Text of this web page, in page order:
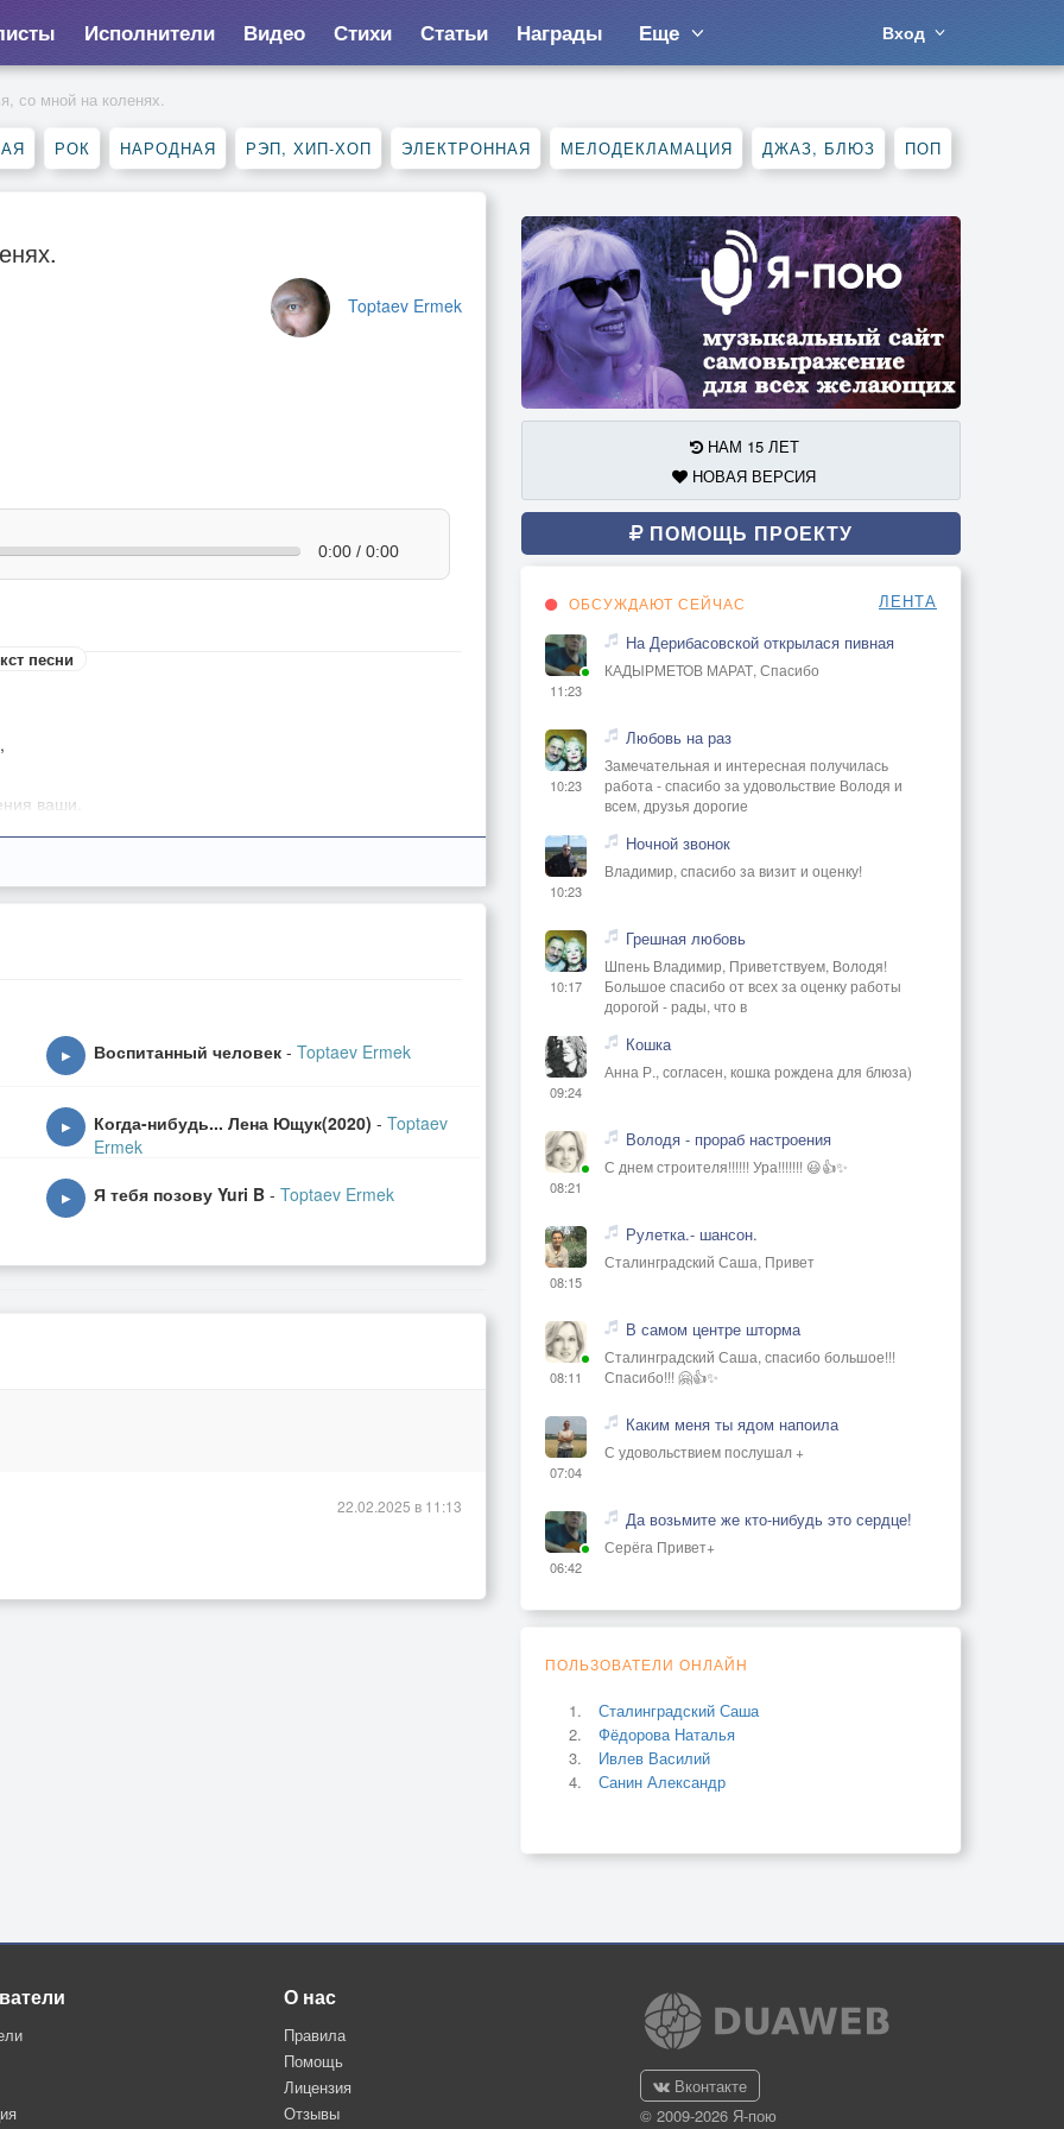
Исполнители Видео Стихи Статьи Награды Еще Вход
со мной на коленях.
РОК НАРОДНАЯ РЭП, ХИП-ХОП ЭЛЕКТРОННАЯ МЕЛОДЕКЛАМАЦИЯ ДЖАЗ, БЛЮЗ ПОП
Toptaev Ermek
0:00 / 0:00
песни
ваши.
в жизни краше?
кошмаре.
не знаем,
в Бога,
и счастье,
думал,
▶ Воспитанный человек - Toptaev Ermek
▶ Когда-нибудь... Лена Ющук(2020) - Toptaev
Ermek
▶ Я тебя позову Yuri B - Toptaev Ermek
22.02.2025 в 11:13
НАМ 15 ЛЕТ
НОВАЯ ВЕРСИЯ
ПОМОЩЬ ПРОЕКТУ
ОБСУЖДАЮТ СЕЙЧАС ЛЕНТА
11:23
На Дерибасовской открылася пивная
КАДЫРМЕТОВ МАРАТ, Спасибо
10:23
Любовь на раз
Замечательная и интересная получилась
работа - спасибо за удовольствие Володя и
всем, друзья дорогие
10:23
Ночной звонок
Владимир, спасибо за визит и оценку!
10:17
Грешная любовь
Шпень Владимир, Приветствуем, Володя!
Большое спасибо от всех за оценку работы
дорогой - рады, что в
09:24
Кошка
Анна Р., согласен, кошка рождена для блюза)
08:21
Володя - прораб настроения
С днем строителя!!!!!! Ура!!!!!!! 😃👍✨
08:15
Рулетка.- шансон.
Сталинградский Саша, Привет
08:11
В самом центре шторма
Сталинградский Саша, спасибо большое!!!
Спасибо!!! 🤗👍✨
07:04
Каким меня ты ядом напоила
С удовольствием послушал +
06:42
Да возьмите же кто-нибудь это сердце!
Серёга Привет+
ПОЛЬЗОВАТЕЛИ ОНЛАЙН
Сталинградский Саша
Фёдорова Наталья
Ивлев Василий
Санин Александр
О нас
Правила
Помощь
Лицензия
Отзывы
Вконтакте
© 2009-2026 Я-пою